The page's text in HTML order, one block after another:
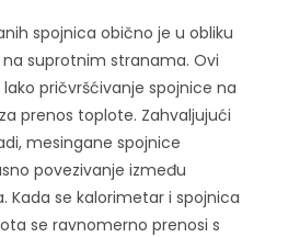
spojnica obično je u obliku
suprotnim stranama. Ovi
pričvršćivanje spojnice na
prenos toplote. Zahvaljujući
mesingane spojnice
povezivanje između
Kada se kalorimetar i spojnica
se ravnomerno prenosi s